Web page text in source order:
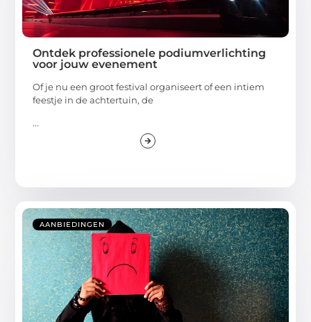
Ontdek professionele podiumverlichting
voor jouw evenement
Of je nu een groot festival organiseert of een intiem
feestje in de achtertuin, de
...
AANBIEDINGEN